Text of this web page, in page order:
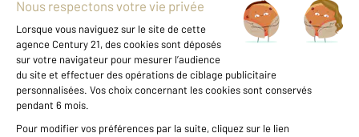
À propos
International
Nous contacter